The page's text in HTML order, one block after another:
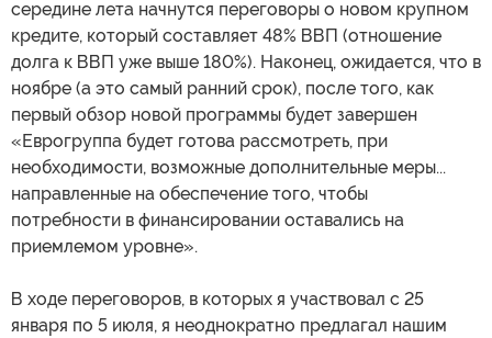
середине лета начнутся переговоры о новом крупном
кредите, который составляет 48% ВВП (отношение
долга к ВВП уже выше 180%). Наконец, ожидается, что в
ноябре (а это самый ранний срок), после того, как
первый обзор новой программы будет завершен
«Еврогруппа будет готова рассмотреть, при
необходимости, возможные дополнительные меры...
направленные на обеспечение того, чтобы
потребности в финансировании оставались на
приемлемом уровне».
В ходе переговоров, в которых я участвовал с 25
января по 5 июля, я неоднократно предлагал нашим